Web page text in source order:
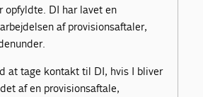
opfyldte. DI har lavet en
af provisionsaftaler,
at tage kontakt til DI, hvis I bliver
af en provisionsaftale,